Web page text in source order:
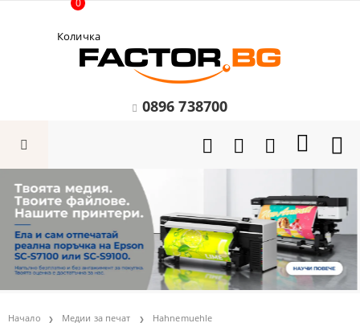
Количка
0
0896 738700
Начало Медии за печат Hahnemuehle